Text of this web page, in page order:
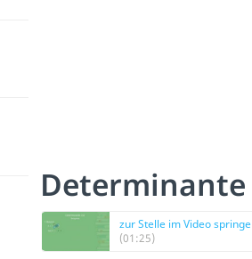
Determinante
zur Stelle im Video
(01:25)